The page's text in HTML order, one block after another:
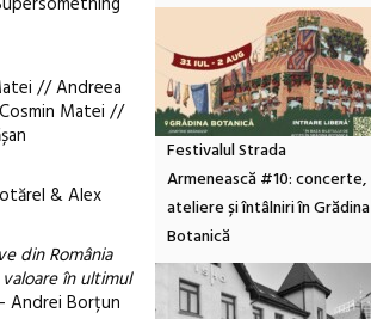
// Andreea
Matei //
& Alex
din România
în ultimul
Andrei Borțun
Festivalul Strada
Armenească #10: concerte,
ateliere și întâlniri în Grădina
Botanică